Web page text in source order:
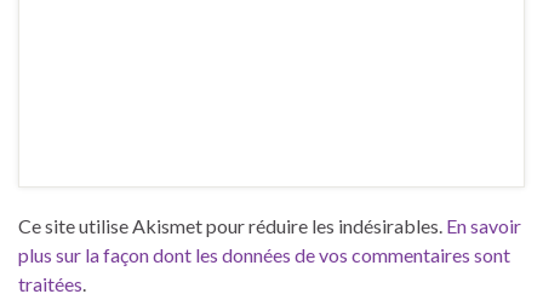
Ce site utilise Akismet pour réduire les indésirables. En savoir
plus sur la façon dont les données de vos commentaires sont
traitées